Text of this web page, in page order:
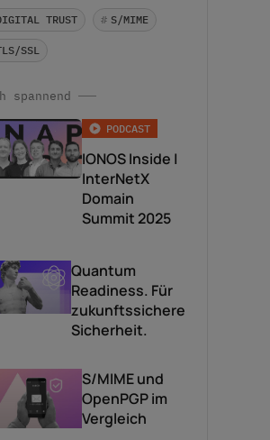
*
TRUST # S/MIME
SSL
spannend
PODCAST
IONOS Inside |
InterNetX
Domain
Summit 2025
Quantum
Readiness. Für
zukunftssichere
Sicherheit.
S/MIME und
OpenPGP im
Vergleich